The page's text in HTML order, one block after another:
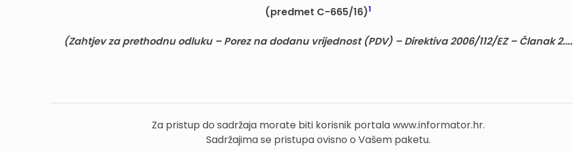
(predmet C-665/16)1
(Zahtjev za prethodnu odluku – Porez na dodanu vrijednost (PDV) – Direktiva 2006/112/EZ – Članak 2....
Za pristup do sadržaja morate biti korisnik portala www.informator.hr.
Sadržajima se pristupa ovisno o Vašem paketu.